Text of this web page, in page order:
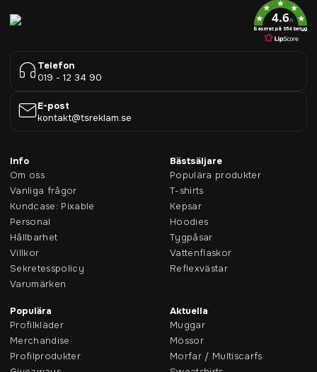
4.6/5
Baserat på 954 betyg
Telefon
019 - 12 34 90
E-post
kontakt@tsreklam.se
Info
Om oss
Vanliga frågor
Kundcase: Pixable
Personal
Hållbarhet
Villkor
Sekretesspolicy
Varumärken
Bästsäljare
Populära produkter
T-shirts
Kepsar
Hoodies
Tygpåsar
Vattenflaskor
Reflexvästar
Populära
Profilkläder
Merchandise
Profilprodukter
Aktuella
Muggar
Mössor
Morfar / Multiscarfs